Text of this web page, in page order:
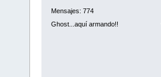
Mensajes: 774
Ghost...aquí armando!!